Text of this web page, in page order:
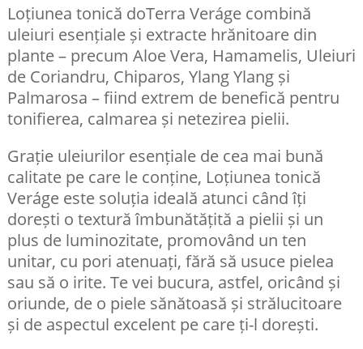
Loțiunea tonică doTerra Veráge combină
uleiuri esențiale și extracte hrănitoare din
plante – precum Aloe Vera, Hamamelis, Uleiuri
de Coriandru, Chiparos, Ylang Ylang și
Palmarosa – fiind extrem de benefică pentru
tonifierea, calmarea și netezirea pielii.
Grație uleiurilor esențiale de cea mai bună
calitate pe care le conține, Loțiunea tonică
Veráge este soluția ideală atunci când îți
dorești o textură îmbunătățită a pielii și un
plus de luminozitate, promovând un ten
unitar, cu pori atenuați, fără să usuce pielea
sau să o irite. Te vei bucura, astfel, oricând și
oriunde, de o piele sănătoasă și strălucitoare
și de aspectul excelent pe care ți-l dorești.